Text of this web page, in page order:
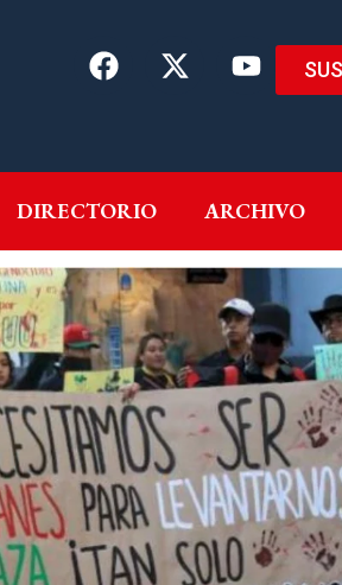
DIRECTORIO ARCHIVO
GENEROS DIRECTORIO